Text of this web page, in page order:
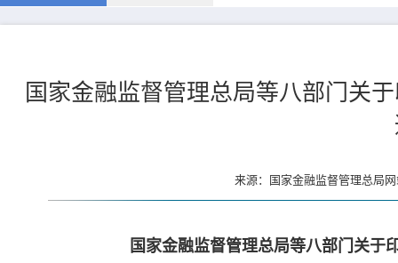
国家金融监督管理总局等八部门关
来源：国家金融监督管理总
国家金融监督管理总局等八部门关于